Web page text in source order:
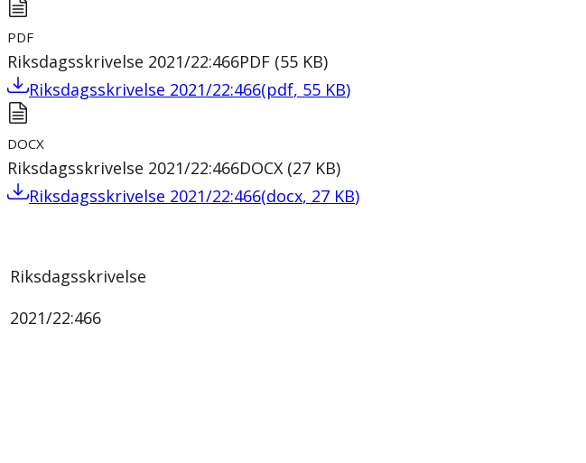
PDF
Riksdagsskrivelse 2021/22:466PDF (55 KB)
Riksdagsskrivelse 2021/22:466(pdf, 55 KB)
DOCX
Riksdagsskrivelse 2021/22:466DOCX (27 KB)
Riksdagsskrivelse 2021/22:466(docx, 27 KB)
Riksdagsskrivelse
2021/22:466